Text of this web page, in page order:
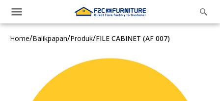
Home/Balikpapan/Produk/FILE CABINET (AF 007)